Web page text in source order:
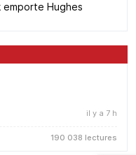
emporte Hughes
il y a 7 h
190 038 lectures